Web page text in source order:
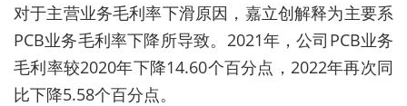
对于主营业务毛利率下滑原因，嘉立创解释为主要系
PCB业务毛利率下降所导致。2021年，公司PCB业务
毛利率较2020年下降14.60个百分点，2022年再次同
比下降5.58个百分点。